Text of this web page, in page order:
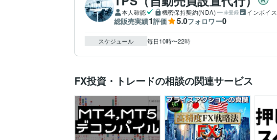
本人確認 機密保持契約(NDA) 未登録 インボイ
総販売実績1評価 5.0フォロワー0
スケジュール 毎日10時〜22時
FX投資・トレードの相談の関連サービス